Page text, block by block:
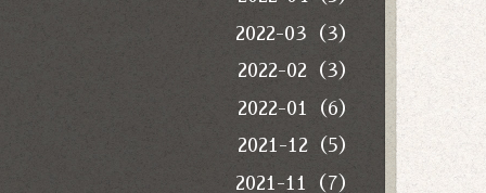
2022-03（3）
2022-02（3）
2022-01（6）
2021-12（5）
2021-11（7）